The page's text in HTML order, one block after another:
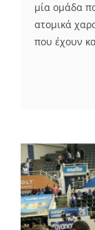
μία ομάδα
ατομικά
που έχουν